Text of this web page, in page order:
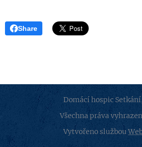
Share
Domácí hospic
Všechna práva
Vytvořeno službou